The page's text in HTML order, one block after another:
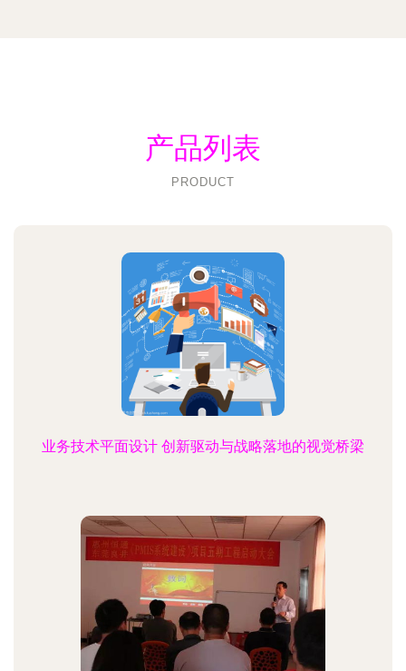
产品列表
PRODUCT
业务技术平面设计 创新驱动与战略落地的视觉桥梁